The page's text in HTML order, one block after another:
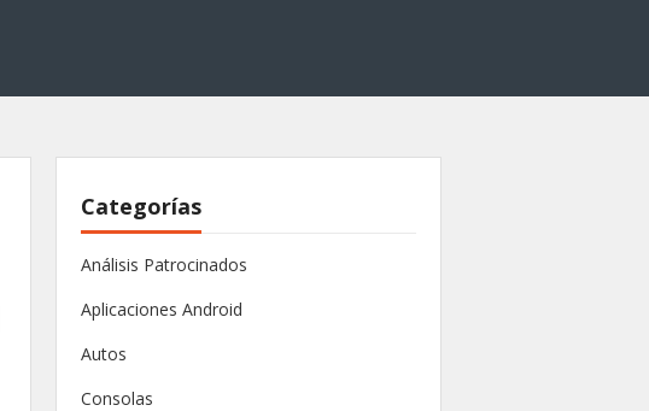
Categorías
Análisis Patrocinados
Aplicaciones Android
Autos
Consolas